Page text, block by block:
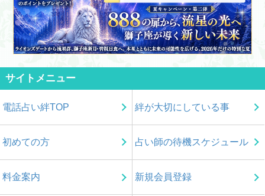
サイトメニュー
電話占い絆TOP 絆が大切にしている事
初めての方 占い師の待機スケジュール
料金案内 新規会員登録